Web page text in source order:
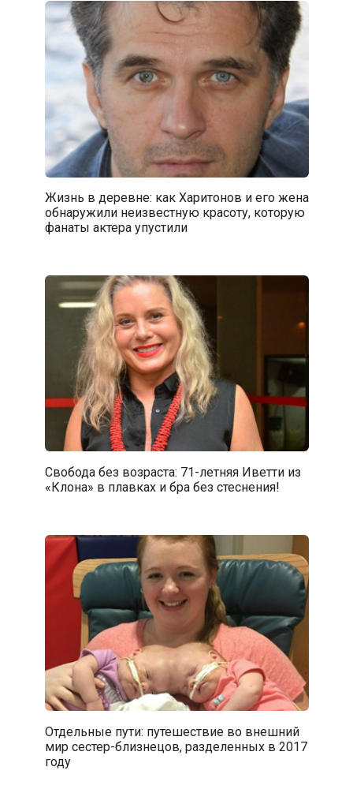
Жизнь в деревне: как Харитонов и его жена
обнаружили неизвестную красоту, которую
фанаты актера упустили
Свобода без возраста: 71-летняя Иветти из
«Клона» в плавках и бра без стеснения!
Отдельные пути: путешествие во внешний
мир сестер-близнецов, разделенных в 2017
году